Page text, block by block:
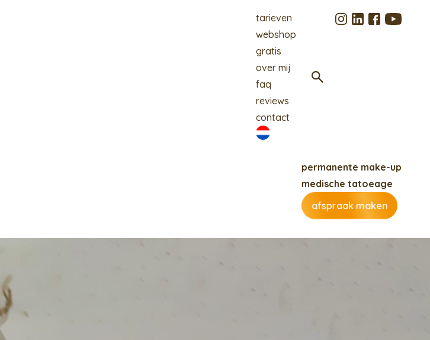
tarieven
webshop
gratis
over mij
faq
reviews
contact
permanente make-up
medische tatoeage
afspraak maken